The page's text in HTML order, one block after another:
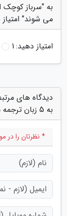
می شوند"
امتیاز دهید:1
دیدگاه های
به 5 زبان ترجمه می شوند"
* نظرتان را در